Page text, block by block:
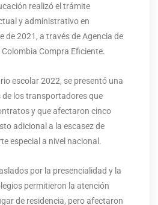
realizó el trámite
y administrativo en
de 2021, a través de Agencia de
Compra Eficiente.
escolar 2022, se presentó una
los transportadores que
y que afectaron cinco
adicional a la escasez de
especial a nivel nacional.
por la presencialidad y la
permitieron la atención
de residencia, pero afectaron